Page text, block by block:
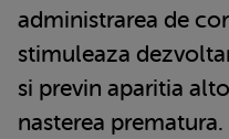
administrarea de
stimuleaza
si previn aparitia
nasterea